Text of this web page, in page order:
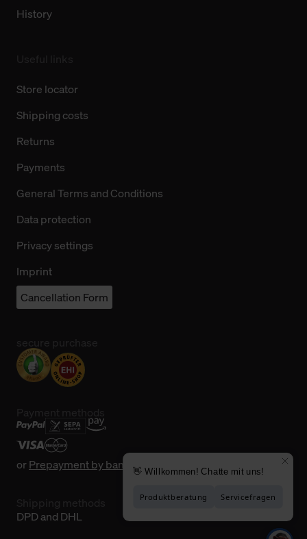
History
Store locator
Shipping costs
Returns
Payments
General Terms and Conditions
Data protection
Privacy settings
Imprint
Cancellation Form
orPrepayment by bank transfer
DPD and DHL